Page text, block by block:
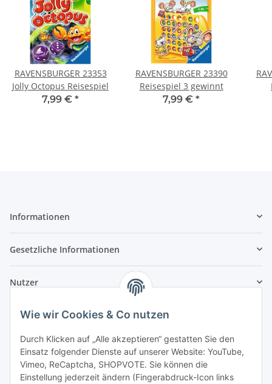
Wie wir Cookies & Co nutzen
Durch Klicken auf „Alle akzeptieren“ gestatten Sie den
Einsatz folgender Dienste auf unserer Website: YouTube,
Vimeo, ReCaptcha, SHOPVOTE. Sie können die
Einstellung jederzeit ändern (Fingerabdruck-Icon links
RAVENSBURGER 23353
Jolly Octopus Reisespiel
7,99 € *
RAVENSBURGER 23390
Reisespiel 3 gewinnt
7,99 € *
Informationen
Gesetzliche Informationen
Nutzer